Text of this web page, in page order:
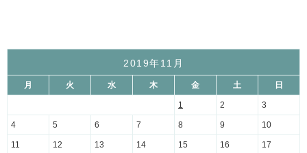
2019年11月
月 火 水 木 金 土 日
1 2 3
4 5 6 7 8 9 10
11 12 13 14 15 16 17